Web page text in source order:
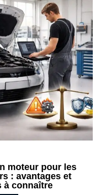
moteur pour les
: avantages et
à connaître